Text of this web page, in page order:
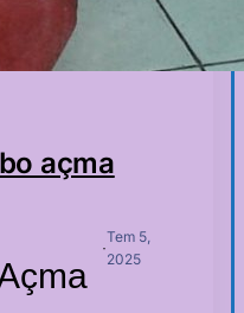
açma
Açma
·
Tem 5,
2025